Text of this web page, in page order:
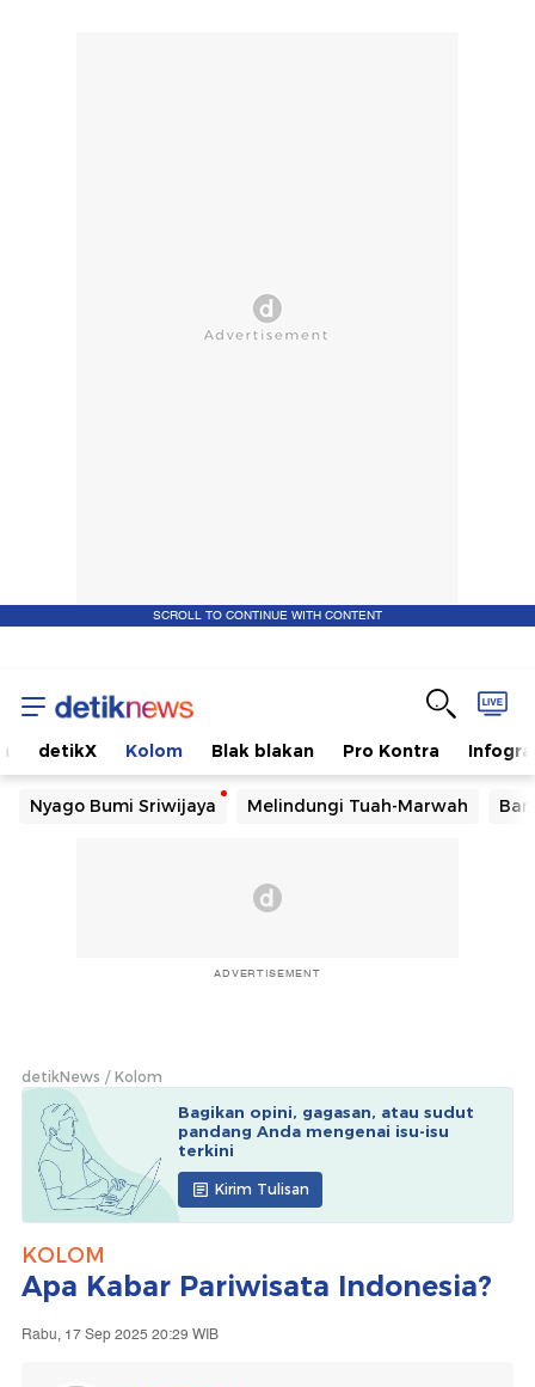
SCROLL TO CONTINUE WITH CONTENT
detikX Kolom Blak blakan Pro Kontra
Nyago Bumi Sriwijaya Melindungi Tuah-Marwah
ADVERTISEMENT
detikNews Kolom
Bagikan opini, gagasan, atau sudut
pandang Anda mengenai isu-isu
terkini
Kirim Tulisan
KOLOM
Apa Kabar Pariwisata Indonesia?
Rabu, 17 Sep 2025 20:29 WIB